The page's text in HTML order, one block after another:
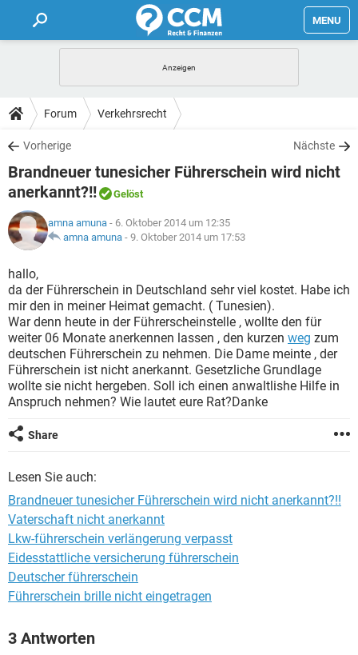
MENU
FORUM
TIPPS
LEXIKON
Forum Verkehrsrecht
Vorherige Nächste
Brandneuer tunesicher Führerschein wird nicht
anerkannt?!!
Gelöst
amna amuna - 6. Oktober 2014 um 12:35
amna amuna - 9. Oktober 2014 um 17:53
hallo,
da der Führerschein in Deutschland sehr viel kostet. Habe ich
mir den in meiner Heimat gemacht. ( Tunesien).
War denn heute in der Führerscheinstelle , wollte den für
weiter 06 Monate anerkennen lassen , den kurzen weg zum
deutschen Führerschein zu nehmen. Die Dame meinte , der
Führerschein ist nicht anerkannt. Gesetzliche Grundlage
wollte sie nicht hergeben. Soll ich einen anwaltlishe Hilfe in
Anspruch nehmen? Wie lautet eure Rat?Danke
Share
Lesen Sie auch:
Brandneuer tunesicher Führerschein wird nicht anerkannt?!!
Vaterschaft nicht anerkannt
Lkw-führerschein verlängerung verpasst
Eidesstattliche versicherung führerschein
Deutscher führerschein
Führerschein brille nicht eingetragen
3 Antworten